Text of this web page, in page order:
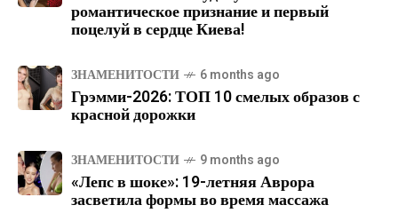
романтическое признание и первый
поцелуй в сердце Киева!
ЗНАМЕНИТОСТИ 6 months ago
Грэмми-2026: ТОП 10 смелых образов с
красной дорожки
ЗНАМЕНИТОСТИ 9 months ago
«Лепс в шоке»: 19-летняя Аврора
засветила формы во время массажа